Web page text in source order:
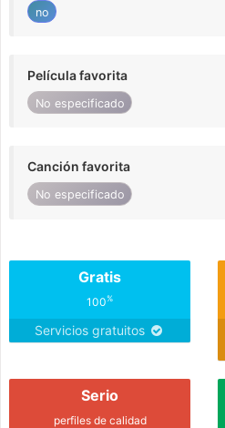
no
Película favorita
No especificado
Canción favorita
No especificado
Gratis
100%
Servicios gratuitos
Serio
perfiles de calidad